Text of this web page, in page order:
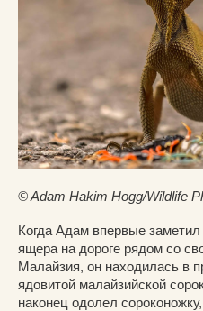
© Adam Hakim Hogg/Wildlife
Когда Адам впервые заметил
ящера на дороге рядом со
Малайзия, он находилась в
ядовитой малайзийской
наконец одолел